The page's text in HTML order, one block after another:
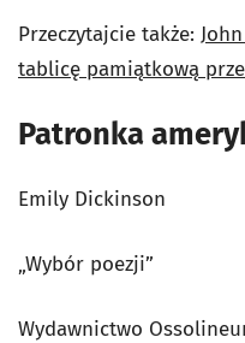
Przeczytajcie także:
tablicę pamiątkową
Patronka
Emily Dickinson
„Wybór poezji”
Wydawnictwo